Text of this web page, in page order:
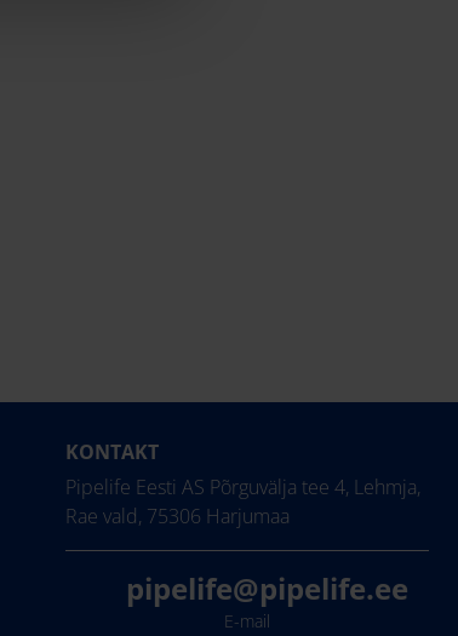
KONTAKT
Pipelife Eesti AS Põrguvälja tee 4, Lehmja,
Rae vald, 75306 Harjumaa
pipelife@pipelife.ee
E-mail